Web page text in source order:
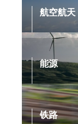
航空航天
能源
铁路